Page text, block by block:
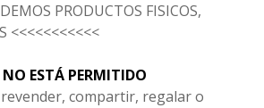
PRODUCTOS FISICOS,
<<<<<<<<<<<
NO ESTÁ PERMITIDO
compartir, regalar o